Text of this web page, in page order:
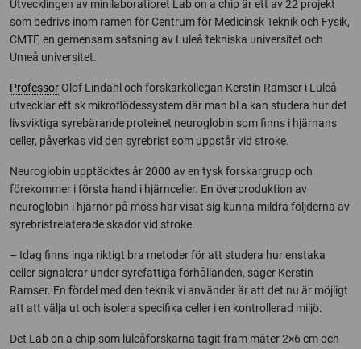
Utvecklingen av minilaboratioret Lab on a chip är ett av 22 projekt
som bedrivs inom ramen för Centrum för Medicinsk Teknik och Fysik,
CMTF, en gemensam satsning av Luleå tekniska universitet och
Umeå universitet.
Professor Olof Lindahl och forskarkollegan Kerstin Ramser i Luleå
utvecklar ett sk mikroflödessystem där man bl a kan studera hur det
livsviktiga syrebärande proteinet neuroglobin som finns i hjärnans
celler, påverkas vid den syrebrist som uppstår vid stroke.
Neuroglobin upptäcktes år 2000 av en tysk forskargrupp och
förekommer i första hand i hjärnceller. En överproduktion av
neuroglobin i hjärnor på möss har visat sig kunna mildra följderna av
syrebristrelaterade skador vid stroke.
– Idag finns inga riktigt bra metoder för att studera hur enstaka
celler signalerar under syrefattiga förhållanden, säger Kerstin
Ramser. En fördel med den teknik vi använder är att det nu är möjligt
att att välja ut och isolera specifika celler i en kontrollerad miljö.
Det Lab on a chip som luleåforskarna tagit fram mäter 2×6 cm och